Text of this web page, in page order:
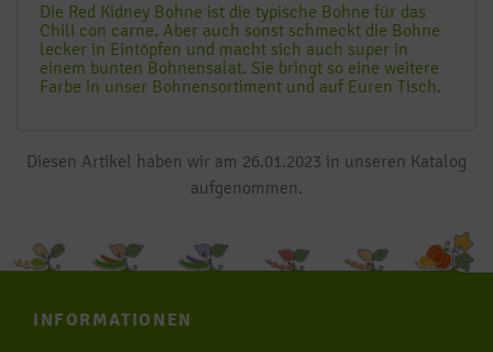
Die Red Kidney Bohne ist die typische Bohne für das
Chili con carne. Aber auch sonst schmeckt die Bohne
lecker in Eintöpfen und macht sich auch super in
einem bunten Bohnensalat. Sie bringt so eine weitere
Farbe in unser Bohnensortiment und auf Euren Tisch.
Diesen Artikel haben wir am 26.01.2023 in unseren Katalog
aufgenommen.
INFORMATIONEN